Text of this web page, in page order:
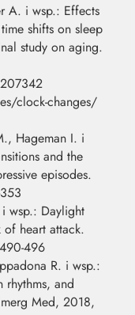
A. i wsp.: Effects
shifts on sleep
study on aging.
clock-changes/
Hageman I. i
and the
episodes.
wsp.: Daylight
of heart attack.
496
R. i wsp.:
rhythms, and
Med, 2018,